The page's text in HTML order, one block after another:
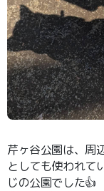
芹ヶ谷公園は、周
としても使われて
じの公園でした👍